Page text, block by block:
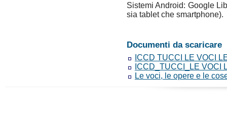
Sistemi Android: Google
sia tablet che smartphone).
Documenti da scaricare
ICCD TUCCI LE VOCI
ICCD_TUCCI_LE VOCI
Le voci, le opere e le